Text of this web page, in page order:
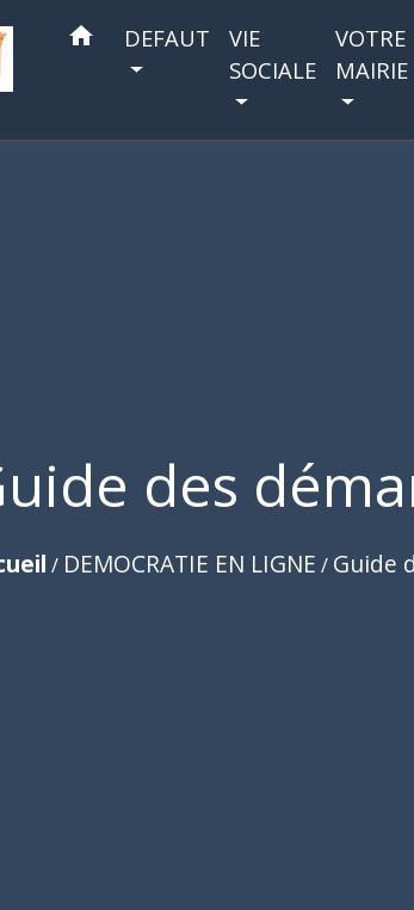
home DEFAUT
VIE
SOCIALE
VOTRE
MAIRIE
des
/ DEMOCRATIE EN LIGNE / Guide